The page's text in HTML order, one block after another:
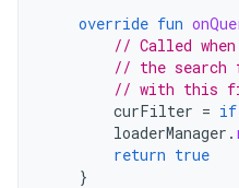
override fun
// Called
// the search
// with this
curFilter = if
loaderManager .
return true
}